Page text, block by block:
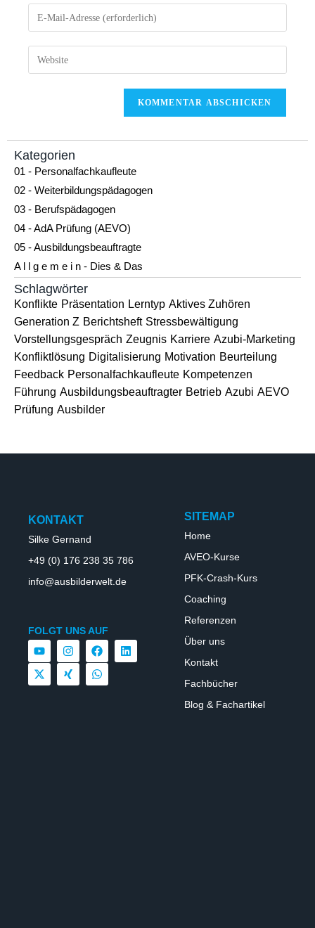
Kategorien
01 - Personalfachkaufleute
02 - Weiterbildungspädagogen
03 - Berufspädagogen
04 - AdA Prüfung (AEVO)
05 - Ausbildungsbeauftragte
A l l g e m e i n - Dies & Das
Schlagwörter
Konflikte Präsentation Lerntyp Aktives Zuhören
Generation Z Berichtsheft Stressbewältigung
Vorstellungsgespräch Zeugnis Karriere Azubi-Marketing
Konfliktlösung Digitalisierung Motivation Beurteilung
Feedback Personalfachkaufleute Kompetenzen
Führung Ausbildungsbeauftragter Betrieb Azubi AEVO
Prüfung Ausbilder
KONTAKT
Silke Gernand
+49 (0) 176 238 35 786
info@ausbilderwelt.de
FOLGT UNS AUF
SITEMAP
Home
AVEO-Kurse
PFK-Crash-Kurs
Coaching
Referenzen
Über uns
Kontakt
Fachbücher
Blog & Fachartikel